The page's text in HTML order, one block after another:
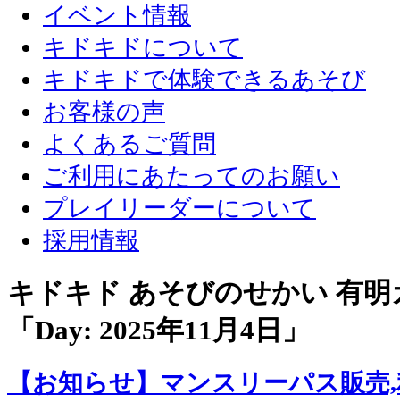
イベント情報
キドキドについて
キドキドで体験できるあそび
お客様の声
よくあるご質問
ご利用にあたってのお願い
プレイリーダーについて
採用情報
キドキド あそびのせかい 有
「Day: 2025年11月4日 」
【お知らせ】マンスリーパス販